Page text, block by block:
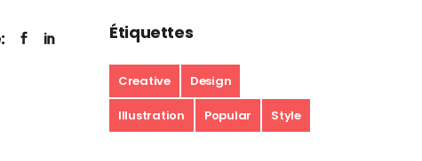
Étiquettes
Creative Design
Illustration Popular Style